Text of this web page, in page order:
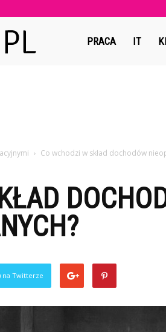
Copymedia.plPRACA IT
Co wchodzi w skład dochodów
na Twitterze